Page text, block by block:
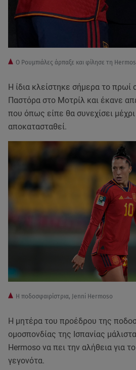
Ο Ρουμπιάλες άρπαξε και φίλησε τη
Η ίδια κλείστηκε σήμερα το πρωί
Παστόρα στο Μοτρίλ και έκανε
που όπως είπε θα συνεχίσει
αποκατασταθεί.
Η ποδοσφαιρίστρια, Jenni Hermoso
Η μητέρα του προέδρου της
ομοσπονδίας της Ισπανίας
Hermoso να πει την αλήθεια για
γεγονότα.